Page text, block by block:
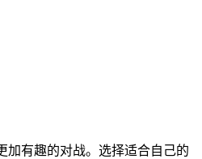
加有趣的对战。选择适合自己的